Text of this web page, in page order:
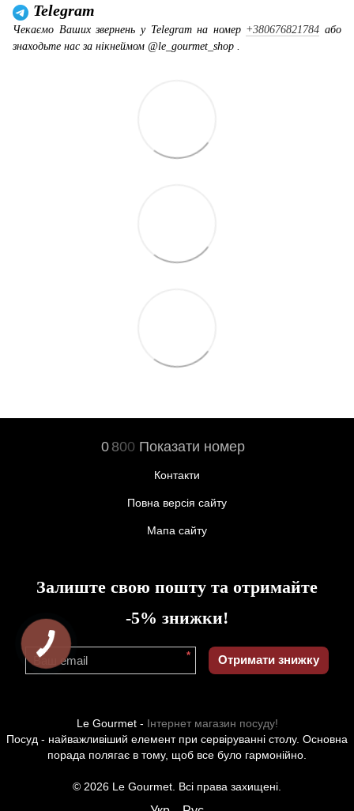
Telegram
Чекаємо Ваших звернень у Telegram на номер +380676821784 або
знаходьте нас за нікнеймом @le_gourmet_shop .
0 800 Показати номер
Контакти
Повна версія сайту
Мапа сайту
Залиште свою пошту та отримайте
-5% знижки!
* Отримати знижку
Le Gourmet - Інтернет магазин посуду!
Посуд - найважливіший елемент при сервіруванні столу. Основна
порада полягає в тому, щоб все було гармонійно.
© 2026 Le Gourmet. Всі права захищені.